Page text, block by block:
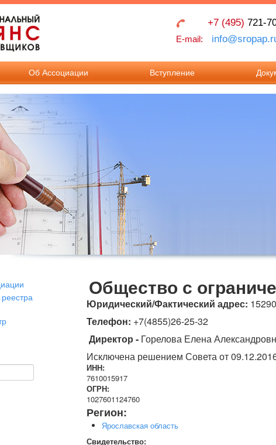
+7 (495) 721-
E-mail:
Об Ассоциации Вступление
Взносы в Ассоциацию
реестр членов.
Общество с
Юридический/Фактический адрес:
Телефон: +7(4855)26-25-32
Директор - Горелова Елена
Исключена решением Совета от
ИНН:
7610015917
ОГРН:
1027601124760
Регион:
Ярославская область
Свидетельство: